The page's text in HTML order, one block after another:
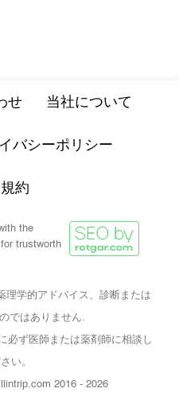
せ 当社について
バシーポリシー
約
the
trustworth
理学的アドバイス、診断または
ではありません.
必ず医師または薬剤師に相談し
い。
2016 - 2026